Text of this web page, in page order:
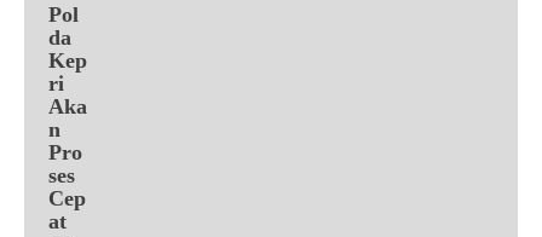
Pol
da
Kep
ri
Aka
n
Pro
ses
Cep
at